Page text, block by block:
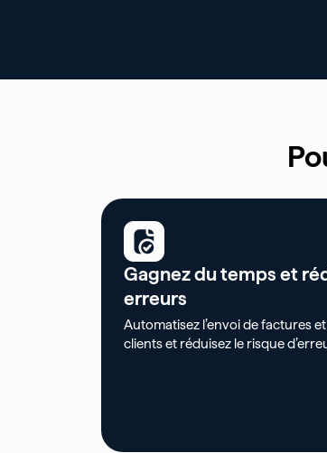
Gagnez du temps et
erreurs
Automatisez l’envoi de factures
clients et réduisez le risque